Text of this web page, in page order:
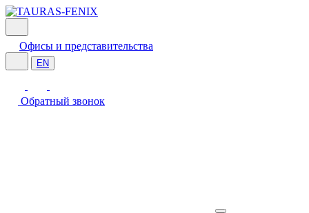
Офисы и представительства
EN
Обратный звонок